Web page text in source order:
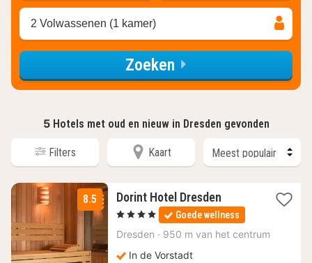
2 Volwassenen (1 kamer)
Zoeken
5 Hotels met oud en nieuw in Dresden gevonden
Filters Kaart
8.5 Dorint Hotel Dresden1
nacht
vanaf
277,61
, 4 Sterren Goede wellness
Dresden · 950 m van het centrum
In de Vorstadt